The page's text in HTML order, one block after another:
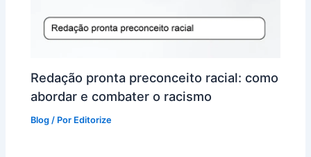
Redação pronta preconceito racial: como
abordar e combater o racismo
Blog / Por Editorize